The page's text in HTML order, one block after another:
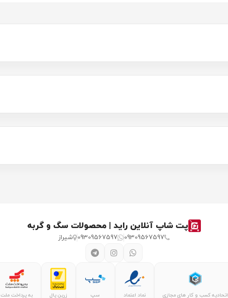
پت شاپ آنلاین راید | محصولات سگ و گربه
09309567597
09309567597 شیراز
اتحادیه کسب و کار های مجازی نماد اعتماد سپ زرین پال به پرداخت ملت